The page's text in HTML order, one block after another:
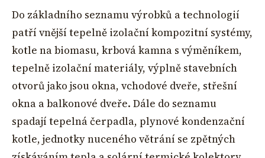
Do základního seznamu výrobků a technologií
patří vnější tepelně izolační kompozitní systémy,
kotle na biomasu, krbová kamna s výměníkem,
tepelně izolační materiály, výplně stavebních
otvorů jako jsou okna, vchodové dveře, střešní
okna a balkonové dveře. Dále do seznamu
spadají tepelná čerpadla, plynové kondenzační
kotle, jednotky nuceného větrání se zpětných